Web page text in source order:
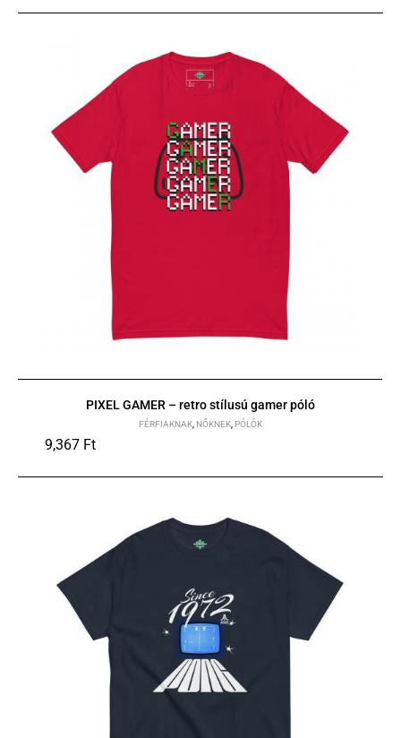
PIXEL GAMER – retro stílusú gamer póló
FÉRFIAKNAK, NŐKNEK, PÓLÓK
9,367 Ft